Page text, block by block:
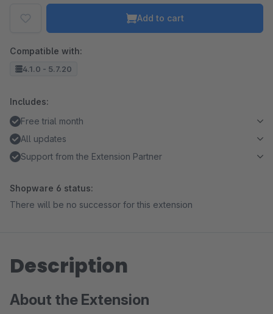
Add to cart
Compatible with:
4.1.0 - 5.7.20
Includes:
Free trial month
All updates
Support from the Extension Partner
Shopware 6 status:
There will be no successor for this extension
Description
About the Extension